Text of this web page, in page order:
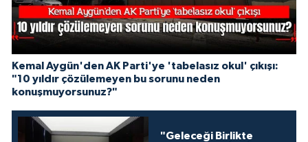
Kemal Aygün'den AK Parti'ye 'tabelasız okul' çıkışı:
"10 yıldır çözülemeyen bu sorunu neden
konuşmuyorsunuz?"
"Geleceği Birlikte